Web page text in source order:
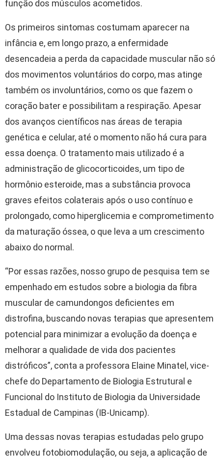
função dos músculos acometidos.
Os primeiros sintomas costumam aparecer na
infância e, em longo prazo, a enfermidade
desencadeia a perda da capacidade muscular não só
dos movimentos voluntários do corpo, mas atinge
também os involuntários, como os que fazem o
coração bater e possibilitam a respiração. Apesar
dos avanços científicos nas áreas de terapia
genética e celular, até o momento não há cura para
essa doença. O tratamento mais utilizado é a
administração de glicocorticoides, um tipo de
hormônio esteroide, mas a substância provoca
graves efeitos colaterais após o uso contínuo e
prolongado, como hiperglicemia e comprometimento
da maturação óssea, o que leva a um crescimento
abaixo do normal.
“Por essas razões, nosso grupo de pesquisa tem se
empenhado em estudos sobre a biologia da fibra
muscular de camundongos deficientes em
distrofina, buscando novas terapias que apresentem
potencial para minimizar a evolução da doença e
melhorar a qualidade de vida dos pacientes
distróficos”, conta a professora Elaine Minatel, vice-
chefe do Departamento de Biologia Estrutural e
Funcional do Instituto de Biologia da Universidade
Estadual de Campinas (IB-Unicamp).
Uma dessas novas terapias estudadas pelo grupo
envolveu fotobiomodulação, ou seja, a aplicação de